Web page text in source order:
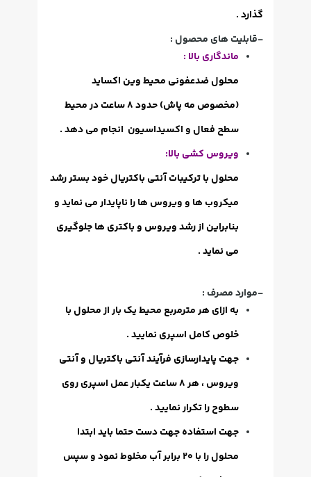
گذارد .
-قابلیت های محصول :
ماندگاری بالا :
محلول ضدعفونی محیط وین اکساید
(مخصوص مه پاش) حدود 8 ساعت در محیط
سطح فعال و اکسیداسیون انجام می دهد .
ویروس کشی بالا:
محلول با ترکیبات آنتی باکتریال خود بستر رشد
میکروب ها و ویروس ها را ناپایدار می نماید و
بنابراین از رشد ویروس و باکتری ها جلوگیری
می نماید .
-موارد مصرف :
به ازای هر مترمربع محیط یک بار از محلول با
خلوص کامل اسپری نمایید .
جهت پایدارسازی فرآیند آنتی باکتریال و آنتی
ویروس ، هر 8 ساعت یکبار عمل اسپری روی
سطوح را تکرار نمایید .
جهت استفاده جهت دست حتما باید ابتدا
محلول را با 20 برابر آب مخلوط نمود و سپس